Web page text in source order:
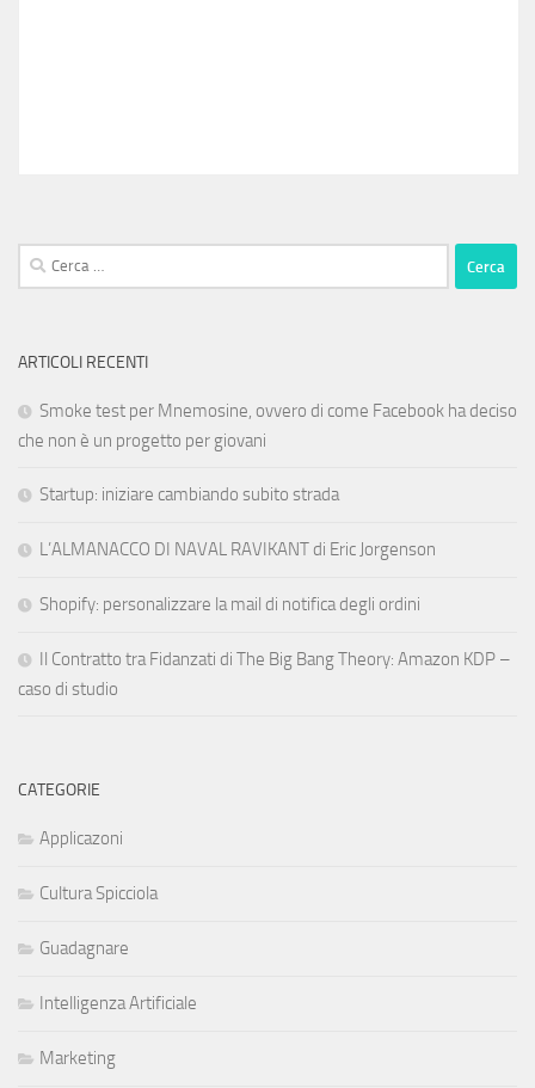
Ricerca
per:
ARTICOLI RECENTI
Smoke test per Mnemosine, ovvero di come Facebook ha deciso
che non è un progetto per giovani
Startup: iniziare cambiando subito strada
L’ALMANACCO DI NAVAL RAVIKANT di Eric Jorgenson
Shopify: personalizzare la mail di notifica degli ordini
Il Contratto tra Fidanzati di The Big Bang Theory: Amazon KDP –
caso di studio
CATEGORIE
Applicazoni
Cultura Spicciola
Guadagnare
Intelligenza Artificiale
Marketing